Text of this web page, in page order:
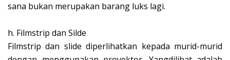
sana bukan merupakan barang luks lagi.
h. Filmstrip dan Silde
Filmstrip dan slide diperlihatkan kepada murid-murid